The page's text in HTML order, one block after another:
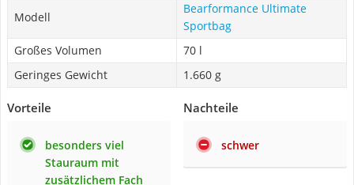
Modell
Bearformance Ultimate
Sportbag
Großes Volumen
70 l
Geringes Gewicht
1.660 g
Vorteile
besonders viel
Stauraum mit
zusätzlichem Fach
Nachteile
schwer